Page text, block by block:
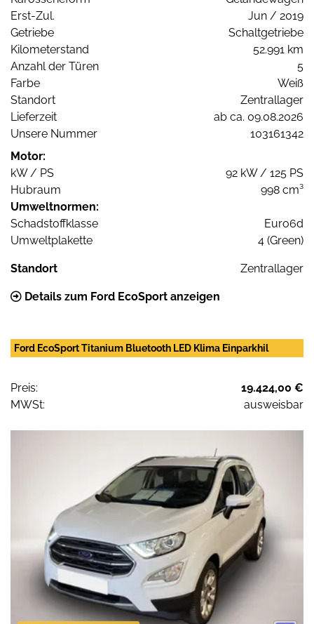
Erst-Zul.
Jun / 2019
Getriebe
Schaltgetriebe
Kilometerstand
52.991 km
Anzahl der Türen
5
Farbe
Weiß
Standort
Zentrallager
Lieferzeit
ab ca. 09.08.2026
Unsere Nummer
103161342
Motor:
kW / PS
92 kW / 125 PS
Hubraum
998 cm³
Umweltnormen:
Schadstoffklasse
Euro6d
Umweltplakette
4 (Green)
Standort Zentrallager
Details zum Ford EcoSport anzeigen
Ford EcoSport Titanium Bluetooth LED Klima Einparkhil
Preis:
19.424,00 €
MWSt:
ausweisbar